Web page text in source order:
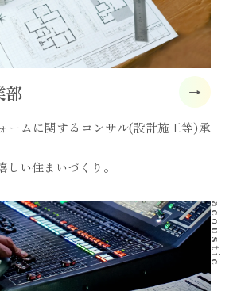
部
ームに関するコンサル(設計施工等)承
い住まいづくり。